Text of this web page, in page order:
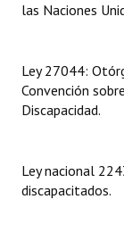
Comunicaciones
Declaraciones
Resoluciones
las Naciones
Ley 27044:
Convención
Discapacidad.
Ley nacional
discapacitados.